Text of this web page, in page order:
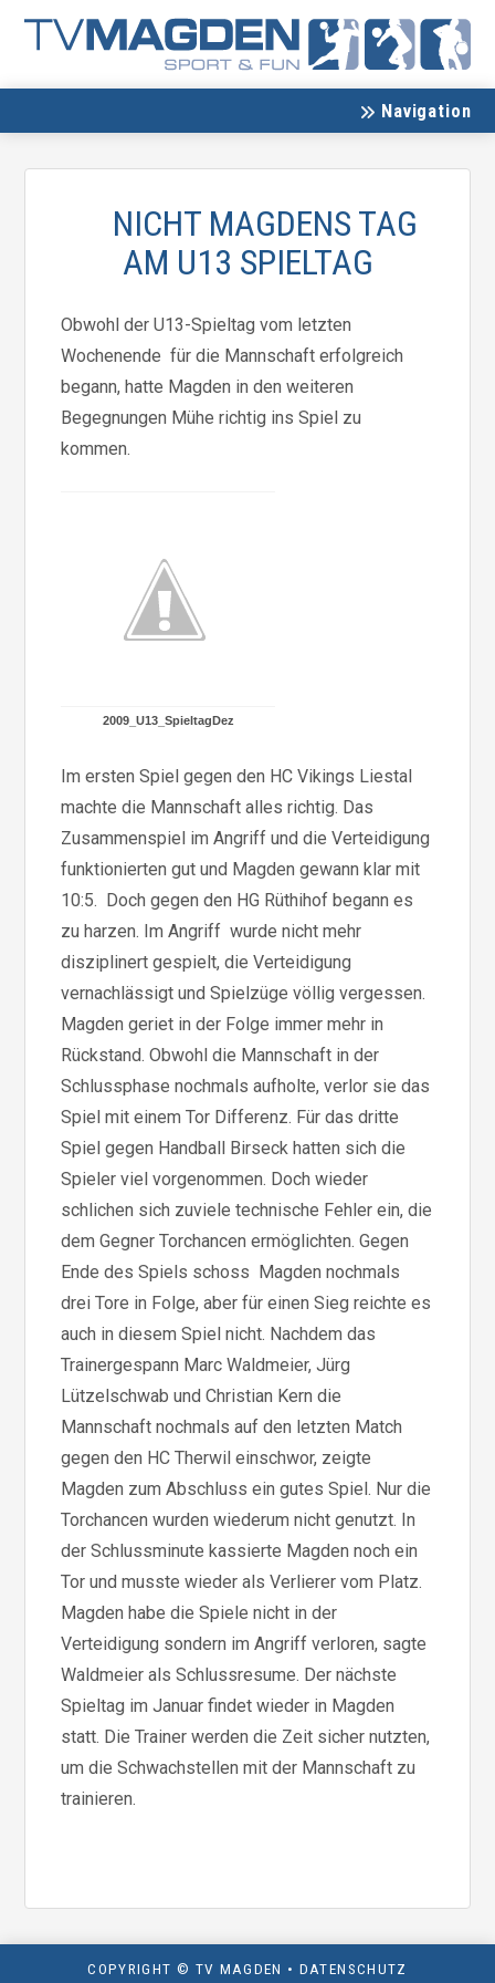
Navigation
NICHT MAGDENS TAG
AM U13 SPIELTAG
Obwohl der U13-Spieltag vom letzten
Wochenende für die Mannschaft erfolgreich
begann, hatte Magden in den weiteren
Begegnungen Mühe richtig ins Spiel zu
kommen.
2009_U13_SpieltagDez
Im ersten Spiel gegen den HC Vikings Liestal
machte die Mannschaft alles richtig. Das
Zusammenspiel im Angriff und die Verteidigung
funktionierten gut und Magden gewann klar mit
10:5. Doch gegen den HG Rüthihof begann es
zu harzen. Im Angriff wurde nicht mehr
disziplinert gespielt, die Verteidigung
vernachlässigt und Spielzüge völlig vergessen.
Magden geriet in der Folge immer mehr in
Rückstand. Obwohl die Mannschaft in der
Schlussphase nochmals aufholte, verlor sie das
Spiel mit einem Tor Differenz. Für das dritte
Spiel gegen Handball Birseck hatten sich die
Spieler viel vorgenommen. Doch wieder
schlichen sich zuviele technische Fehler ein, die
dem Gegner Torchancen ermöglichten. Gegen
Ende des Spiels schoss Magden nochmals
drei Tore in Folge, aber für einen Sieg reichte es
auch in diesem Spiel nicht. Nachdem das
Trainergespann Marc Waldmeier, Jürg
Lützelschwab und Christian Kern die
Mannschaft nochmals auf den letzten Match
gegen den HC Therwil einschwor, zeigte
Magden zum Abschluss ein gutes Spiel. Nur die
Torchancen wurden wiederum nicht genutzt. In
der Schlussminute kassierte Magden noch ein
Tor und musste wieder als Verlierer vom Platz.
Magden habe die Spiele nicht in der
Verteidigung sondern im Angriff verloren, sagte
Waldmeier als Schlussresume. Der nächste
Spieltag im Januar findet wieder in Magden
statt. Die Trainer werden die Zeit sicher nutzten,
um die Schwachstellen mit der Mannschaft zu
trainieren.
COPYRIGHT © TV MAGDEN • DATENSCHUTZ